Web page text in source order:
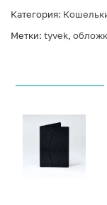
Категория:
Метки: tyvek,